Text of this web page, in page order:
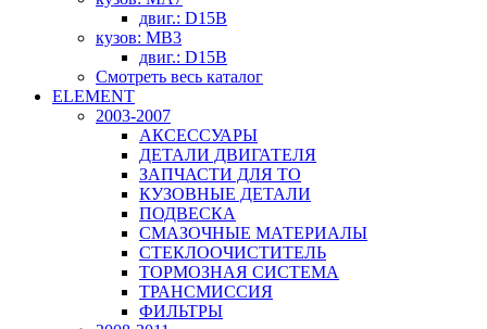
двиг.: D15B
кузов: MB3
двиг.: D15B
Смотреть весь каталог
ELEMENT
2003-2007
АКСЕССУАРЫ
ДЕТАЛИ ДВИГАТЕЛЯ
ЗАПЧАСТИ ДЛЯ ТО
КУЗОВНЫЕ ДЕТАЛИ
ПОДВЕСКА
СМАЗОЧНЫЕ МАТЕРИАЛЫ
СТЕКЛООЧИСТИТЕЛЬ
ТОРМОЗНАЯ СИСТЕМА
ТРАНСМИССИЯ
ФИЛЬТРЫ